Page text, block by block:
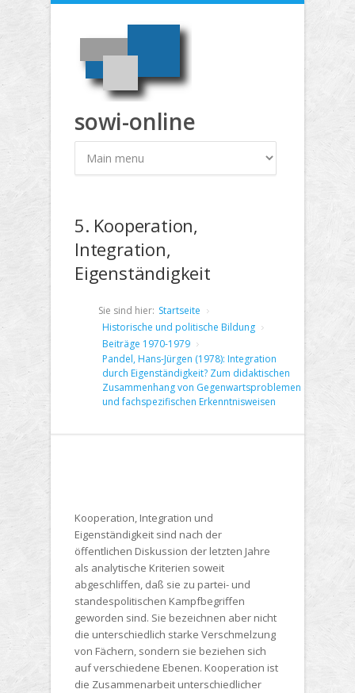
Direkt zum Inhalt
sowi-online
5. Kooperation,
Integration,
Eigenständigkeit
Sie sind hier: Startseite
Historische und politische Bildung
Beiträge 1970-1979
Pandel, Hans-Jürgen (1978): Integration
durch Eigenständigkeit? Zum didaktischen
Zusammenhang von Gegenwartsproblemen
und fachspezifischen Erkenntnisweisen
Kooperation, Integration und
Eigenständigkeit sind nach der
öffentlichen Diskussion der letzten Jahre
als analytische Kriterien soweit
abgeschliffen, daß sie zu partei- und
standespolitischen Kampfbegriffen
geworden sind. Sie bezeichnen aber nicht
die unterschiedlich starke Verschmelzung
von Fächern, sondern sie beziehen sich
auf verschiedene Ebenen. Kooperation ist
die Zusammenarbeit unterschiedlicher